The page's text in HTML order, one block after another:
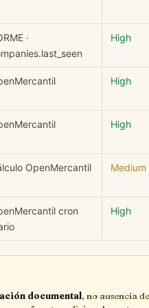
·
High
High
High
OpenMercantil Medium
cron
High
documental, no ausencia